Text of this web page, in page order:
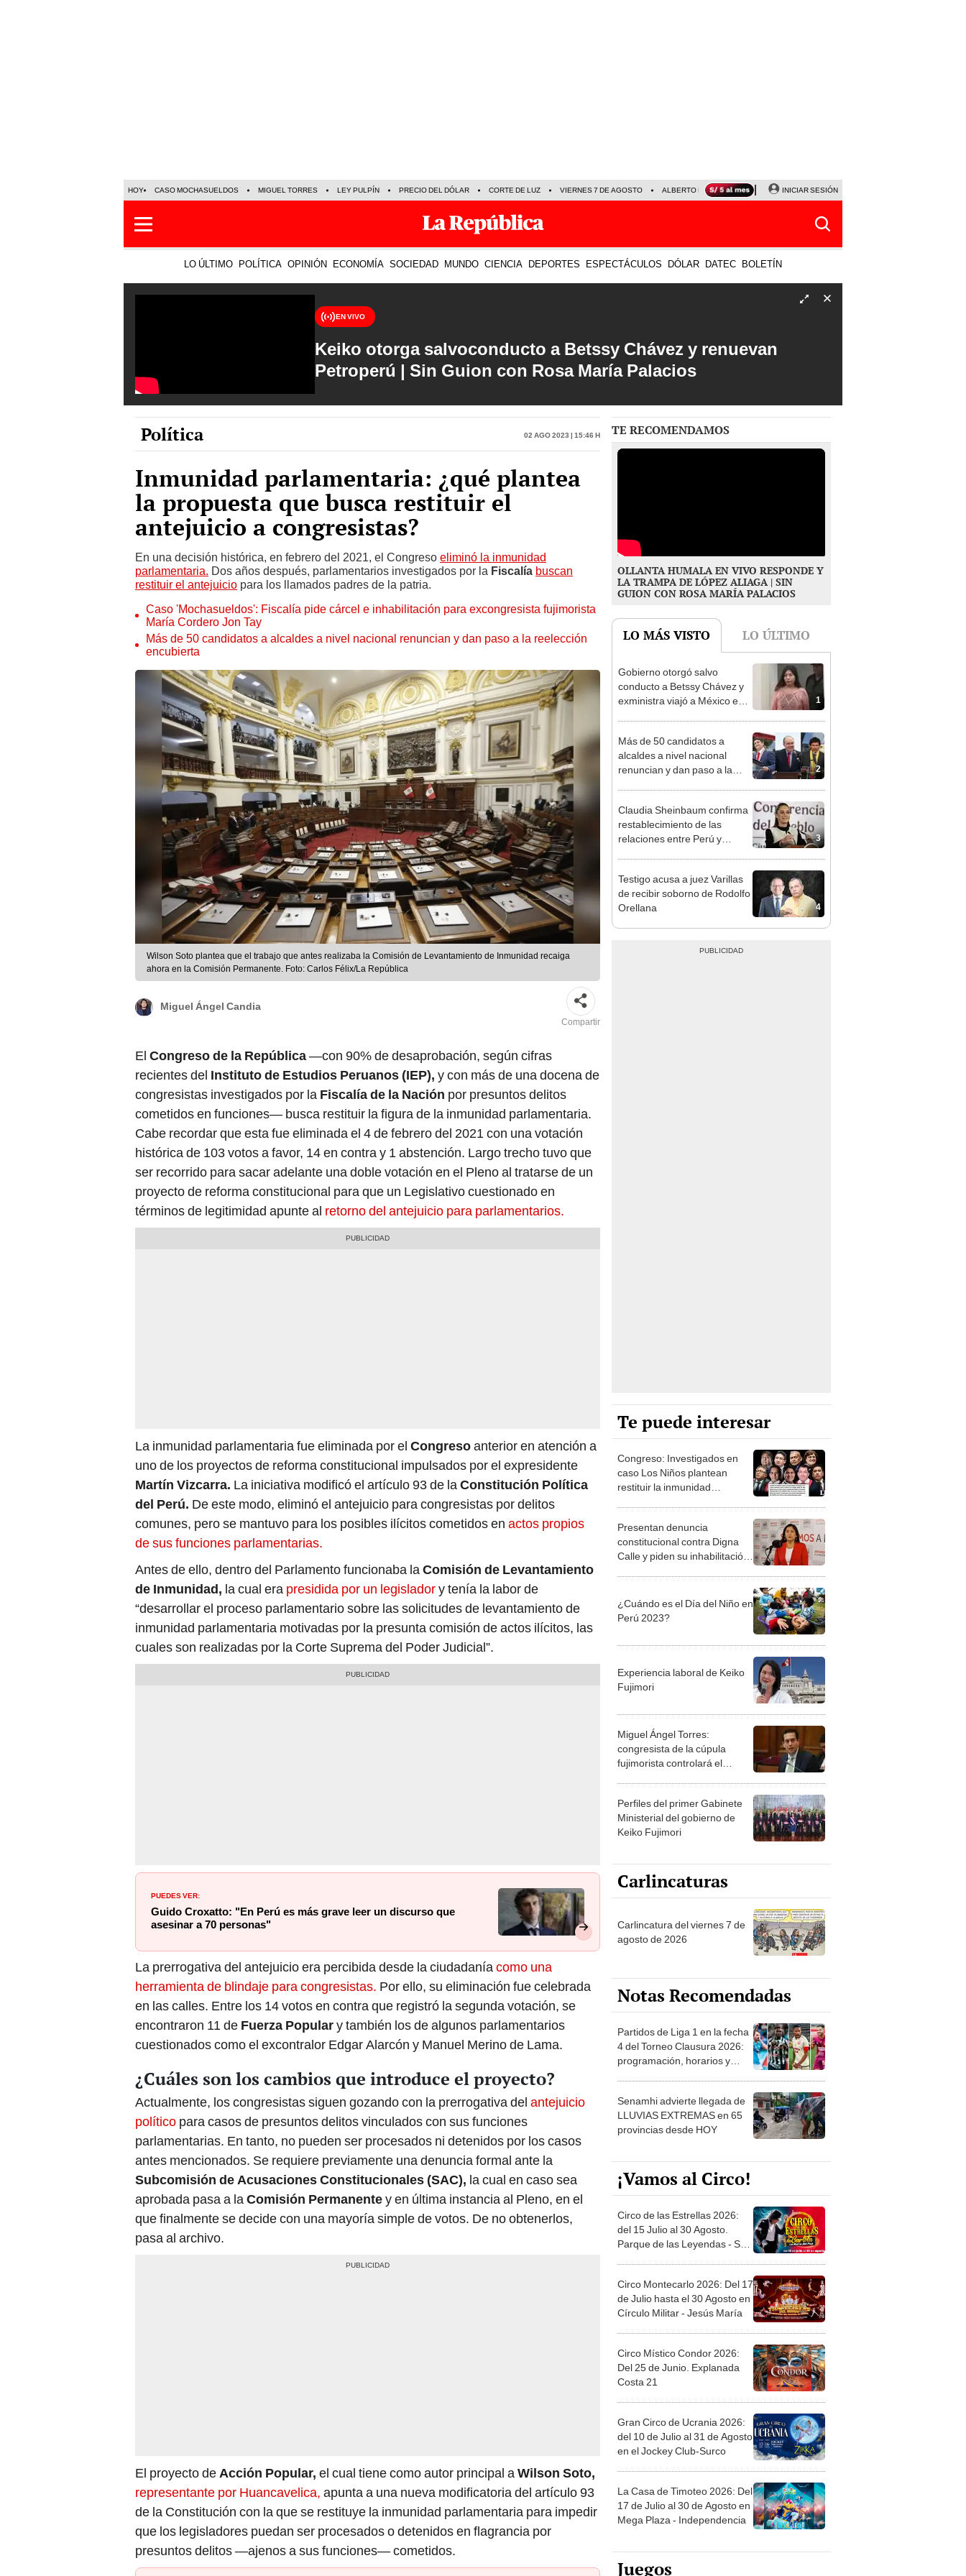
HOY CASO MOCHASUELDOS MIGUEL TORRES LEY PULPÍN PRECIO DEL DÓLAR CORTE DE LUZ VIERNES 7 DE AGOSTO ALBERTO BENAVIDES NALDY SALDAÑA
INICIAR SESIÓN
LO ÚLTIMO POLÍTICA OPINIÓN ECONOMÍA SOCIEDAD MUNDO CIENCIA DEPORTES ESPECTÁCULOS DÓLAR DATEC BOLETÍN
EN VIVO
Keiko otorga salvoconducto a Betssy Chávez y renuevan
Petroperú | Sin Guion con Rosa María Palacios
Política 02 Ago 2023 | 15:46 h
Inmunidad parlamentaria: ¿qué plantea
la propuesta que busca restituir el
antejuicio a congresistas?
En una decisión histórica, en febrero del 2021, el Congreso eliminó la inmunidad
parlamentaria. Dos años después, parlamentarios investigados por la Fiscalía buscan
restituir el antejuicio para los llamados padres de la patria.
Caso 'Mochasueldos': Fiscalía pide cárcel e inhabilitación para excongresista fujimorista
María Cordero Jon Tay
Más de 50 candidatos a alcaldes a nivel nacional renuncian y dan paso a la reelección
encubierta
Wilson Soto plantea que el trabajo que antes realizaba la Comisión de Levantamiento de Inmunidad recaiga
ahora en la Comisión Permanente. Foto: Carlos Félix/La República
Miguel Ángel Candia
Compartir
El Congreso de la República—con 90% de desaprobación, según cifras
recientes del Instituto de Estudios Peruanos (IEP), y con más de una docena de
congresistas investigados por la Fiscalía de la Nación por presuntos delitos
cometidos en funciones— busca restituir la figura de la inmunidad parlamentaria.
Cabe recordar que esta fue eliminada el 4 de febrero del 2021 con una votación
histórica de 103 votos a favor, 14 en contra y 1 abstención. Largo trecho tuvo que
ser recorrido para sacar adelante una doble votación en el Pleno al tratarse de un
proyecto de reforma constitucional para que un Legislativo cuestionado en
términos de legitimidad apunte al retorno del antejuicio para parlamentarios.
La inmunidad parlamentaria fue eliminada por el Congresoanterior en atención a
uno de los proyectos de reforma constitucional impulsados por el expresidente
Martín Vizcarra. La iniciativa modificó el artículo 93 de la Constitución Política
del Perú. De este modo, eliminó el antejuicio para congresistas por delitos
comunes, pero se mantuvo para los posibles ilícitos cometidos en actos propios
de sus funciones parlamentarias.
Antes de ello, dentro del Parlamento funcionaba la Comisión de Levantamiento
de Inmunidad, la cual era presidida por un legisladory tenía la labor de
“desarrollar el proceso parlamentario sobre las solicitudes de levantamiento de
inmunidad parlamentaria motivadas por la presunta comisión de actos ilícitos, las
cuales son realizadas por la Corte Suprema del Poder Judicial”.
PUEDES VER:
Guido Croxatto: "En Perú es más grave leer un discurso que
asesinar a 70 personas"
La prerrogativa del antejuicio era percibida desde la ciudadanía como una
herramienta de blindaje para congresistas. Por ello, su eliminación fue celebrada
en las calles. Entre los 14 votos en contra que registró la segunda votación, se
encontraron 11 de Fuerza Populary también los de algunos parlamentarios
cuestionados como el excontralor Edgar Alarcón y Manuel Merino de Lama.
¿Cuáles son los cambios que introduce el proyecto?
Actualmente, los congresistas siguen gozando con la prerrogativa del antejuicio
político para casos de presuntos delitos vinculados con sus funciones
parlamentarias. En tanto, no pueden ser procesados ni detenidos por los casos
antes mencionados. Se requiere previamente una denuncia formal ante la
Subcomisión de Acusaciones Constitucionales (SAC), la cual en caso sea
aprobada pasa a la Comisión Permanentey en última instancia al Pleno, en el
que finalmente se decide con una mayoría simple de votos. De no obtenerlos,
pasa al archivo.
El proyecto de Acción Popular, el cual tiene como autor principal a Wilson Soto,
representante por Huancavelica, apunta a una nueva modificatoria del artículo 93
de la Constitución con la que se restituye la inmunidad parlamentaria para impedir
que los legisladores puedan ser procesados o detenidos en flagrancia por
presuntos delitos —ajenos a sus funciones— cometidos.
TE RECOMENDAMOS
OLLANTA HUMALA EN VIVO RESPONDE Y
LA TRAMPA DE LÓPEZ ALIAGA | SIN
GUION CON ROSA MARÍA PALACIOS
LO MÁS VISTO LO ÚLTIMO
1
Gobierno otorgó salvo
conducto a Betssy Chávez y
exministra viajó a México en
2
Más de 50 candidatos a
alcaldes a nivel nacional
renuncian y dan paso a la
3
Claudia Sheinbaum confirma
restablecimiento de las
relaciones entre Perú y
Chávez
4
Testigo acusa a juez Varillas
de recibir soborno de Rodolfo
Orellana
Te puede interesar
Congreso: Investigados en
caso Los Niños plantean
restituir la inmunidad
Presentan denuncia
constitucional contra Digna
Calle y piden su inhabilitación
¿Cuándo es el Día del Niño en
Perú 2023?
Experiencia laboral de Keiko
Fujimori
Miguel Ángel Torres:
congresista de la cúpula
fujimorista controlará el
Perfiles del primer Gabinete
Ministerial del gobierno de
Keiko Fujimori
Carlincaturas
Carlincatura del viernes 7 de
agosto de 2026
Notas Recomendadas
Partidos de Liga 1 en la fecha
4 del Torneo Clausura 2026:
programación, horarios y
Senamhi advierte llegada de
LLUVIAS EXTREMAS en 65
provincias desde HOY
¡Vamos al Circo!
Circo de las Estrellas 2026:
del 15 Julio al 30 Agosto.
Parque de las Leyendas - San
Circo Montecarlo 2026: Del 17
de Julio hasta el 30 Agosto en
Círculo Militar - Jesús María
Circo Místico Condor 2026:
Del 25 de Junio. Explanada
Costa 21
Gran Circo de Ucrania 2026:
del 10 de Julio al 31 de Agosto
en el Jockey Club-Surco
La Casa de Timoteo 2026: Del
17 de Julio al 30 de Agosto en
Mega Plaza - Independencia
Juegos